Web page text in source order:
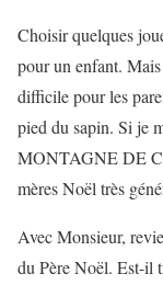
Choisir quelques
pour un enfant.
difficile pour les
pied du sapin. Si je
MONTAGNE DE
mères Noël très
Avec Monsieur,
du Père Noël. Est-il